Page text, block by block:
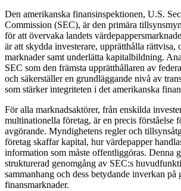
Den amerikanska finansinspektionen, U.S.
Commission (SEC), är den primära
för att övervaka landets
är att skydda investerare, upprätthålla rättvisa,
marknader samt underlätta kapitalbildning.
SEC som den främsta upprätthållaren av
och säkerställer en grundläggande nivå av
som stärker integriteten i det amerikanska
För alla marknadsaktörer, från enskilda
multinationella företag, är en precis förståelse
avgörande. Myndighetens regler och
företag skaffar kapital, hur värdepapper
information som måste offentliggöras. Denna
strukturerad genomgång av SEC:s
sammanhang och dess betydande inverkan på
finansmarknader.